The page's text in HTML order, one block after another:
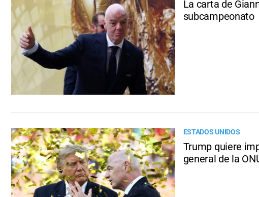
La carta de
subcampeonato
ESTADOS UNIDOS
Trump quiere
general de la